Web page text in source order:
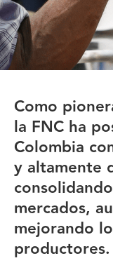
Como
la FNC ha
Colombia
y altamente
mercados,
mejorando
productores.